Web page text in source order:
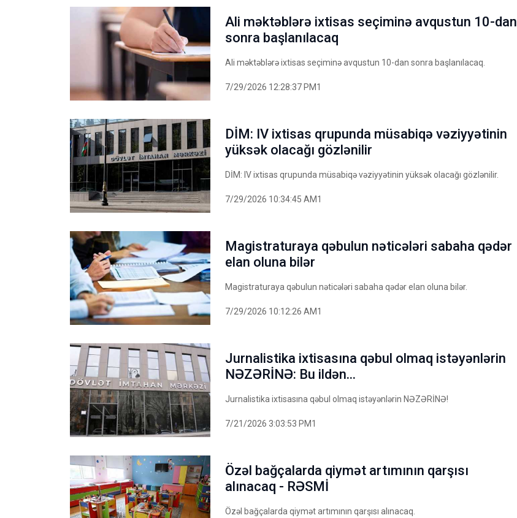
Ali məktəblərə ixtisas seçiminə avqustun 10-dan
sonra başlanılacaq
Ali məktəblərə ixtisas seçiminə avqustun 10-dan sonra başlanılacaq.
7/29/2026 12:28:37 PM1
DİM: IV ixtisas qrupunda müsabiqə vəziyyətinin
yüksək olacağı gözlənilir
DİM: IV ixtisas qrupunda müsabiqə vəziyyətinin yüksək olacağı gözlənilir.
7/29/2026 10:34:45 AM1
Magistraturaya qəbulun nəticələri sabaha qədər
elan oluna bilər
Magistraturaya qəbulun nəticələri sabaha qədər elan oluna bilər.
7/29/2026 10:12:26 AM1
Jurnalistika ixtisasına qəbul olmaq istəyənlərin
NƏZƏRİNƏ: Bu ildən...
Jurnalistika ixtisasına qəbul olmaq istəyənlərin NƏZƏRİNƏ!
7/21/2026 3:03:53 PM1
Özəl bağçalarda qiymət artımının qarşısı
alınacaq - RƏSMİ
Özəl bağçalarda qiymət artımının qarşısı alınacaq.